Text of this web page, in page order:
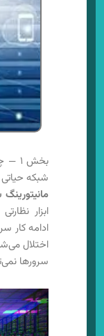
بخش
شبکه
ابزار
ادامه کار
اختلال
سرورها